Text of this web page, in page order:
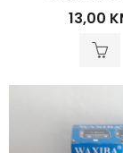
13,00